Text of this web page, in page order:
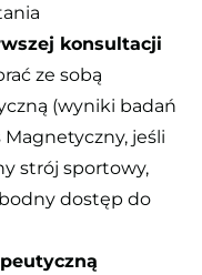
konsultacji
ze sobą
(wyniki badań
Magnetyczny, jeśli
strój sportowy,
dostęp do